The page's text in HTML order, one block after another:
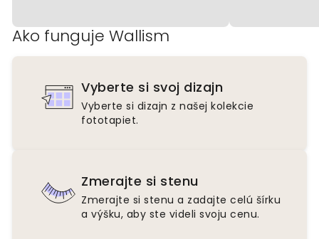
Ako funguje Wallism
Vyberte si svoj dizajn
Vyberte si dizajn z našej kolekcie
fototapiet.
Zmerajte si stenu
Zmerajte si stenu a zadajte celú šírku
a výšku, aby ste videli svoju cenu.